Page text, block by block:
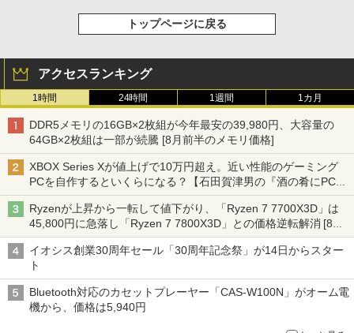
トップページに戻る
アクセスランキング
1時間 24時間 1週間 1カ月
DDR5メモリの16GB×2枚組が今年最安の39,980円、大容量の
64GB×2枚組は一部が続騰 [8月前半のメモリ価格]
XBOX Series Xが値上げで10万円超え。近い性能のゲーミング
PCを自作するといくらになる？【石田賀津男の『酒の肴にPCゲ
ーム』】
Ryzenが上昇から一転して値下がり、「Ryzen 7 7700X3D」は
45,800円に急落し「Ryzen 7 7800X3D」との価格逆転解消 [8月
前半のCPU価格]
イオシス創業30周年セール「30周年記念祭」が14日からスター
ト
Bluetooth対応のカセットプレーヤー「CAS-W100N」がオーム電
機から、価格は5,940円